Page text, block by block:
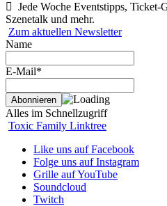
Jede Woche Eventstipps, Ticket-
Szenetalk und mehr.
Zum aktuellen Newsletter
Name
E-Mail*
Alles im Schnellzugriff
Toxic Family Linktree
Like uns auf Facebook
Folge uns auf Instagram
Grille auf YouTube
Soundcloud
Twitch